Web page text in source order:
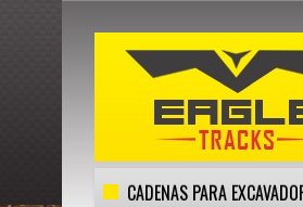
CADENAS PARA